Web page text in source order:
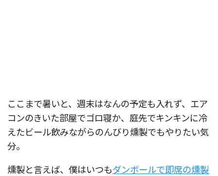
ここまで暑いと、週末はなんの予定も入れず、エア
コンのきいた部屋でゴロ寝か、庭先でキンキンに冷
えたビール飲みながらのんびり燻製でもやりたい気
分。
燻製と言えば、僕はいつもダンボールで即席の燻製